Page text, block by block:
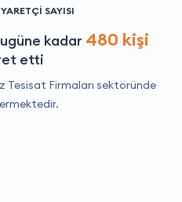
SAYISI
kadar 480 kişi
etti
Tesisat Firmaları sektöründe